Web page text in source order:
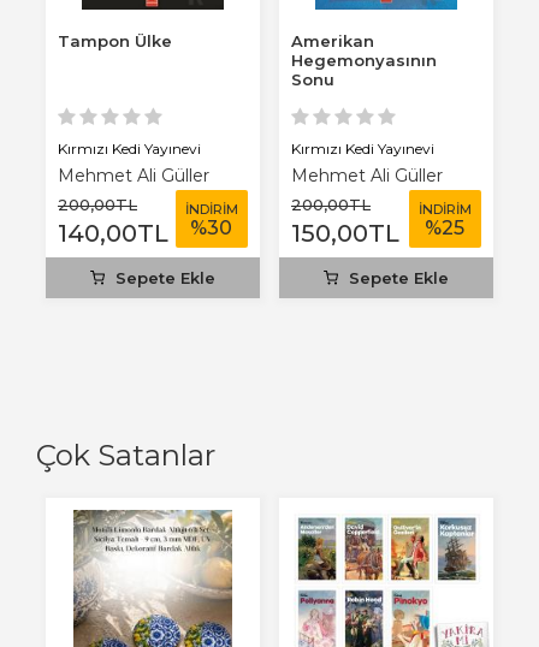
Çok Satanlar
Tampon Ülke
Kırmızı Kedi Yayınevi
Mehmet Ali Güller
200,00TL
140,00TL
İNDİRİM
%30
Sepete Ekle
Amerikan
Hegemonyasının
Sonu
Kırmızı Kedi Yayınevi
Mehmet Ali Güller
200,00TL
150,00TL
İNDİRİM
%25
Sepete Ekle